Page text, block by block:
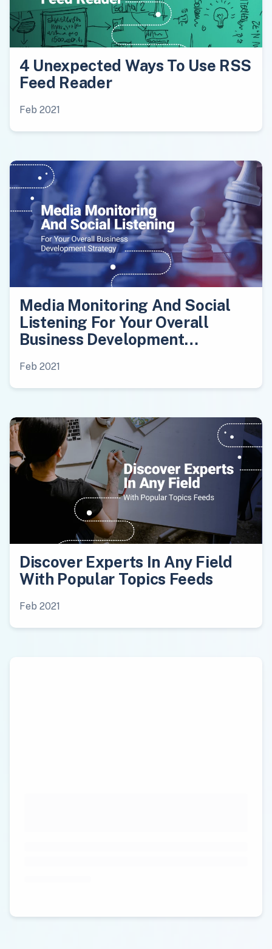
4 Unexpected Ways To Use RSS
Feed Reader
Feb 2021
Media Monitoring And Social
Listening For Your Overall
Business Development
Feb 2021
Discover Experts In Any Field
With Popular Topics Feeds
Feb 2021